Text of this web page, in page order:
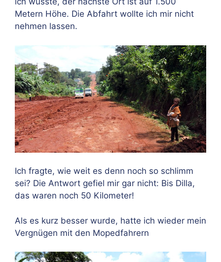
Metern Höhe. Die Abfahrt wollte ich mir nicht
nehmen lassen.
Ich fragte, wie weit es denn noch so schlimm
sei? Die Antwort gefiel mir gar nicht: Bis Dilla,
das waren noch 50 Kilometer!
Als es kurz besser wurde, hatte ich wieder mein
Vergnügen mit den Mopedfahrern